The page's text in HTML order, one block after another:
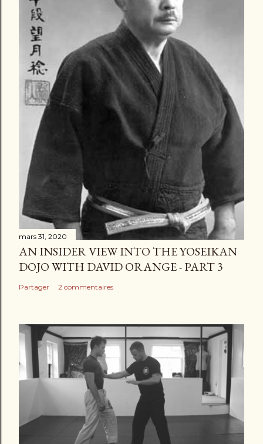
mars 31, 2020
AN INSIDER VIEW INTO THE YOSEIKAN
DOJO WITH DAVID ORANGE - PART 3
Partager 2 commentaires